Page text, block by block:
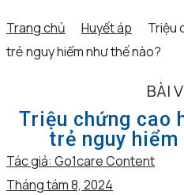
Trang chủ Huyết áp
Triệu
trẻ nguy hiểm như thế nào?
BÀI
Triệu chứng cao
trẻ nguy hiểm
Tác giả: Go1care Content
Tháng tám 8, 2024